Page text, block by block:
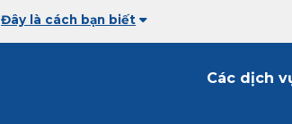
Đây là cách bạn biết
Các dịch